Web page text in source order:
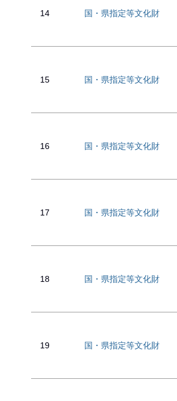
14 国・県指定等文化財
15 国・県指定等文化財
16 国・県指定等文化財
17 国・県指定等文化財
18 国・県指定等文化財
19 国・県指定等文化財